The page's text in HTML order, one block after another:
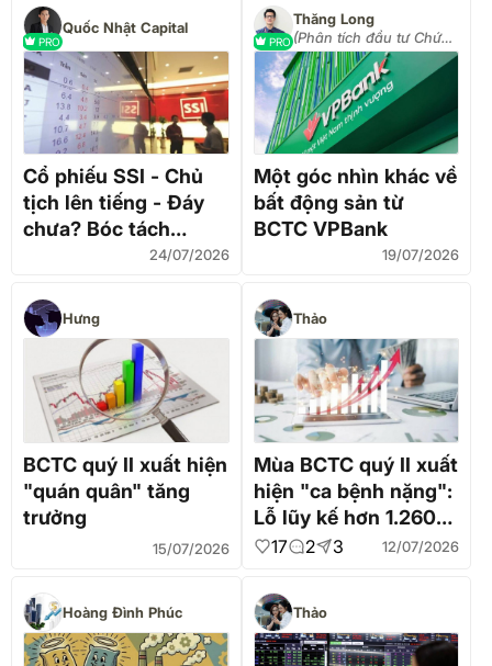
PRO
Quốc Nhật Capital
Cổ phiếu SSI - Chủ
tịch lên tiếng - Đáy
chưa? Bóc tách
BCTC Q2/202624/07/2026
PRO
Thăng Long
(Phân tích đầu tư Chứng
khoán)
Một góc nhìn khác về
bất động sản từ
BCTC VPBank
19/07/2026
Hưng
BCTC quý II xuất hiện
"quán quân" tăng
trưởng
15/07/2026
Thảo
Mùa BCTC quý II xuất
hiện "ca bệnh nặng":
Lỗ lũy kế hơn 1.260
tỷ, vốn chủ âm
17 2 3 12/07/2026
Hoàng Đình Phúc Thảo